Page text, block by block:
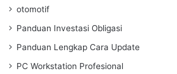
otomotif
Panduan Investasi Obligasi
Panduan Lengkap Cara Update
PC Workstation Profesional